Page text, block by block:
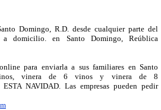
Domingo, R.D. desde cualquier parte del
a domicilio. en Santo Domingo, Reública
online para enviarla a sus familiares en Santo
vinera de 6 vinos y vinera de 8
NAVIDAD. Las empresas pueden pedir